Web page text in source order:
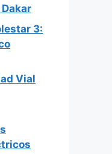
3:
Vial